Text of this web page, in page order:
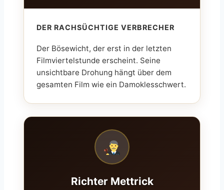
DER RACHSÜCHTIGE VERBRECHER
Der Bösewicht, der erst in der letzten
Filmviertelstunde erscheint. Seine
unsichtbare Drohung hängt über dem
gesamten Film wie ein Damoklesschwert.
Richter Mettrick